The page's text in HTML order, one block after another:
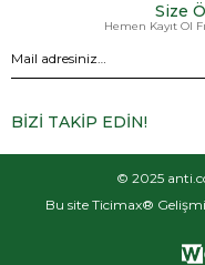
Size
Hemen Kayıt Ol
BİZİ TAKİP EDİN!
© 2025
Bu site Ticimax®